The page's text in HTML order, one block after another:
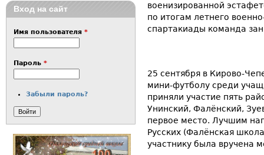
военизированной
по итогам летнего
спартакиады команда
25 сентября в Кирово-
мини-футболу среди
приняли участие пять
Унинский, Фалёнский,
первое место. Лучшим
Русских (Фалёнская
участнику была вручена
Вход на сайт
Имя пользователя *
Пароль *
Забыли пароль?